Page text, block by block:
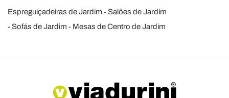
Espreguiçadeiras de Jardim
Salões de Jardim
Sofás de Jardim
Mesas de Centro de Jardim